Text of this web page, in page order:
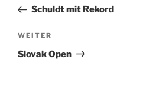
Beitrag
Schuldt mit Rekord
Nächster
Beitrag
WEITER
Slovak Open